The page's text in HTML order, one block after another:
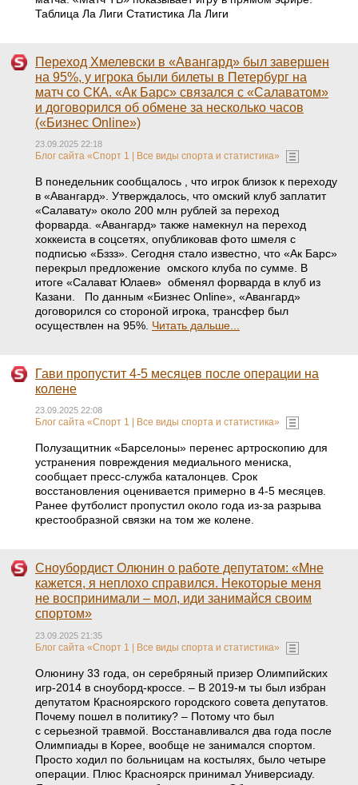
Таблица Ла Лиги Статистика Ла Лиги
Переход Хмелевски в «Авангард» был завершен
на 95%, у игрока были билеты в Петербург на
матч со СКА. «Ак Барс» связался с «Салаватом»
и договорился об обмене за несколько часов
(«Бизнес Online»)
23.09.2025 22:18
Блог сайта «Спорт 1 | Все виды спорта и статистика»
В понедельник сообщалось , что игрок близок к переходу
в «Авангард». Утверждалось, что омский клуб заплатит
«Салавату» около 200 млн рублей за переход
форварда. «Авангард» также намекнул на переход
хоккеиста в соцсетях, опубликовав фото шмеля с
подписью «Бззз». Сегодня стало известно, что «Ак Барс»
перекрыл предложение омского клуба по сумме. В
итоге «Салават Юлаев» обменял форварда в клуб из
Казани. По данным «Бизнес Online», «Авангард»
договорился со стороной игрока, трансфер был
осуществлен на 95%. Читать дальше...
Гави пропустит 4-5 месяцев после операции на
колене
23.09.2025 22:08
Блог сайта «Спорт 1 | Все виды спорта и статистика»
Полузащитник «Барселоны» перенес артроскопию для
устранения повреждения медиального мениска,
сообщает пресс-служба каталонцев. Срок
восстановления оценивается примерно в 4-5 месяцев.
Ранее футболист пропустил около года из-за разрыва
крестообразной связки на том же колене.
Сноубордист Олюнин о работе депутатом: «Мне
кажется, я неплохо справился. Некоторые меня
не воспринимали – мол, иди занимайся своим
спортом»
23.09.2025 21:35
Блог сайта «Спорт 1 | Все виды спорта и статистика»
Олюнину 33 года, он серебряный призер Олимпийских
игр-2014 в сноуборд-кроссе. – В 2019-м ты был избран
депутатом Красноярского городского совета депутатов.
Почему пошел в политику? – Потому что был
с серьезной травмой. Восстанавливался два года после
Олимпиады в Корее, вообще не занимался спортом.
Просто ходил по больницам на костылях, было четыре
операции. Плюс Красноярск принимал Универсиаду.